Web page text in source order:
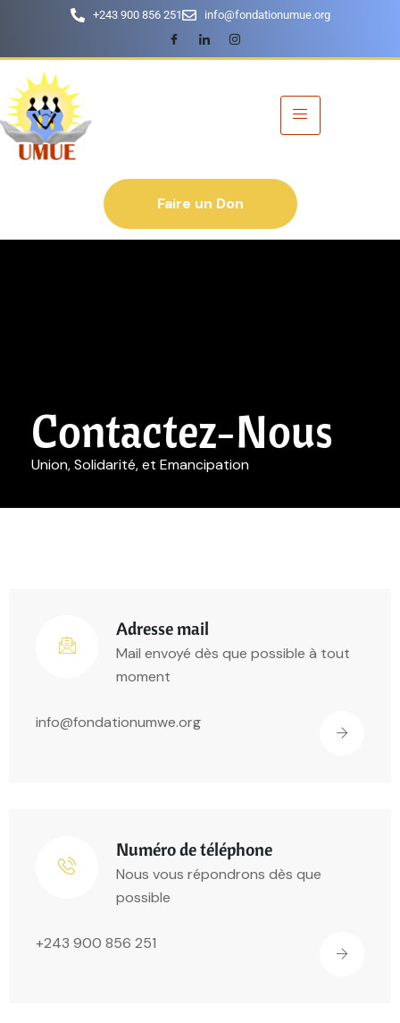
+243 900 856 251 info@fondationumue.org
Faire un Don
Contactez-Nous
Union, Solidarité, et Emancipation
Adresse mail
Mail envoyé dès que possible à tout
moment
info@fondationumwe.org
Numéro de téléphone
Nous vous répondrons dès que
possible
+243 900 856 251